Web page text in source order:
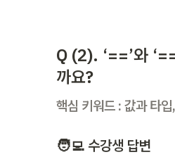
Q (2). ‘==’와
까요?
핵심 키워드 : 값과 타
🧑‍💻 수강생 답변